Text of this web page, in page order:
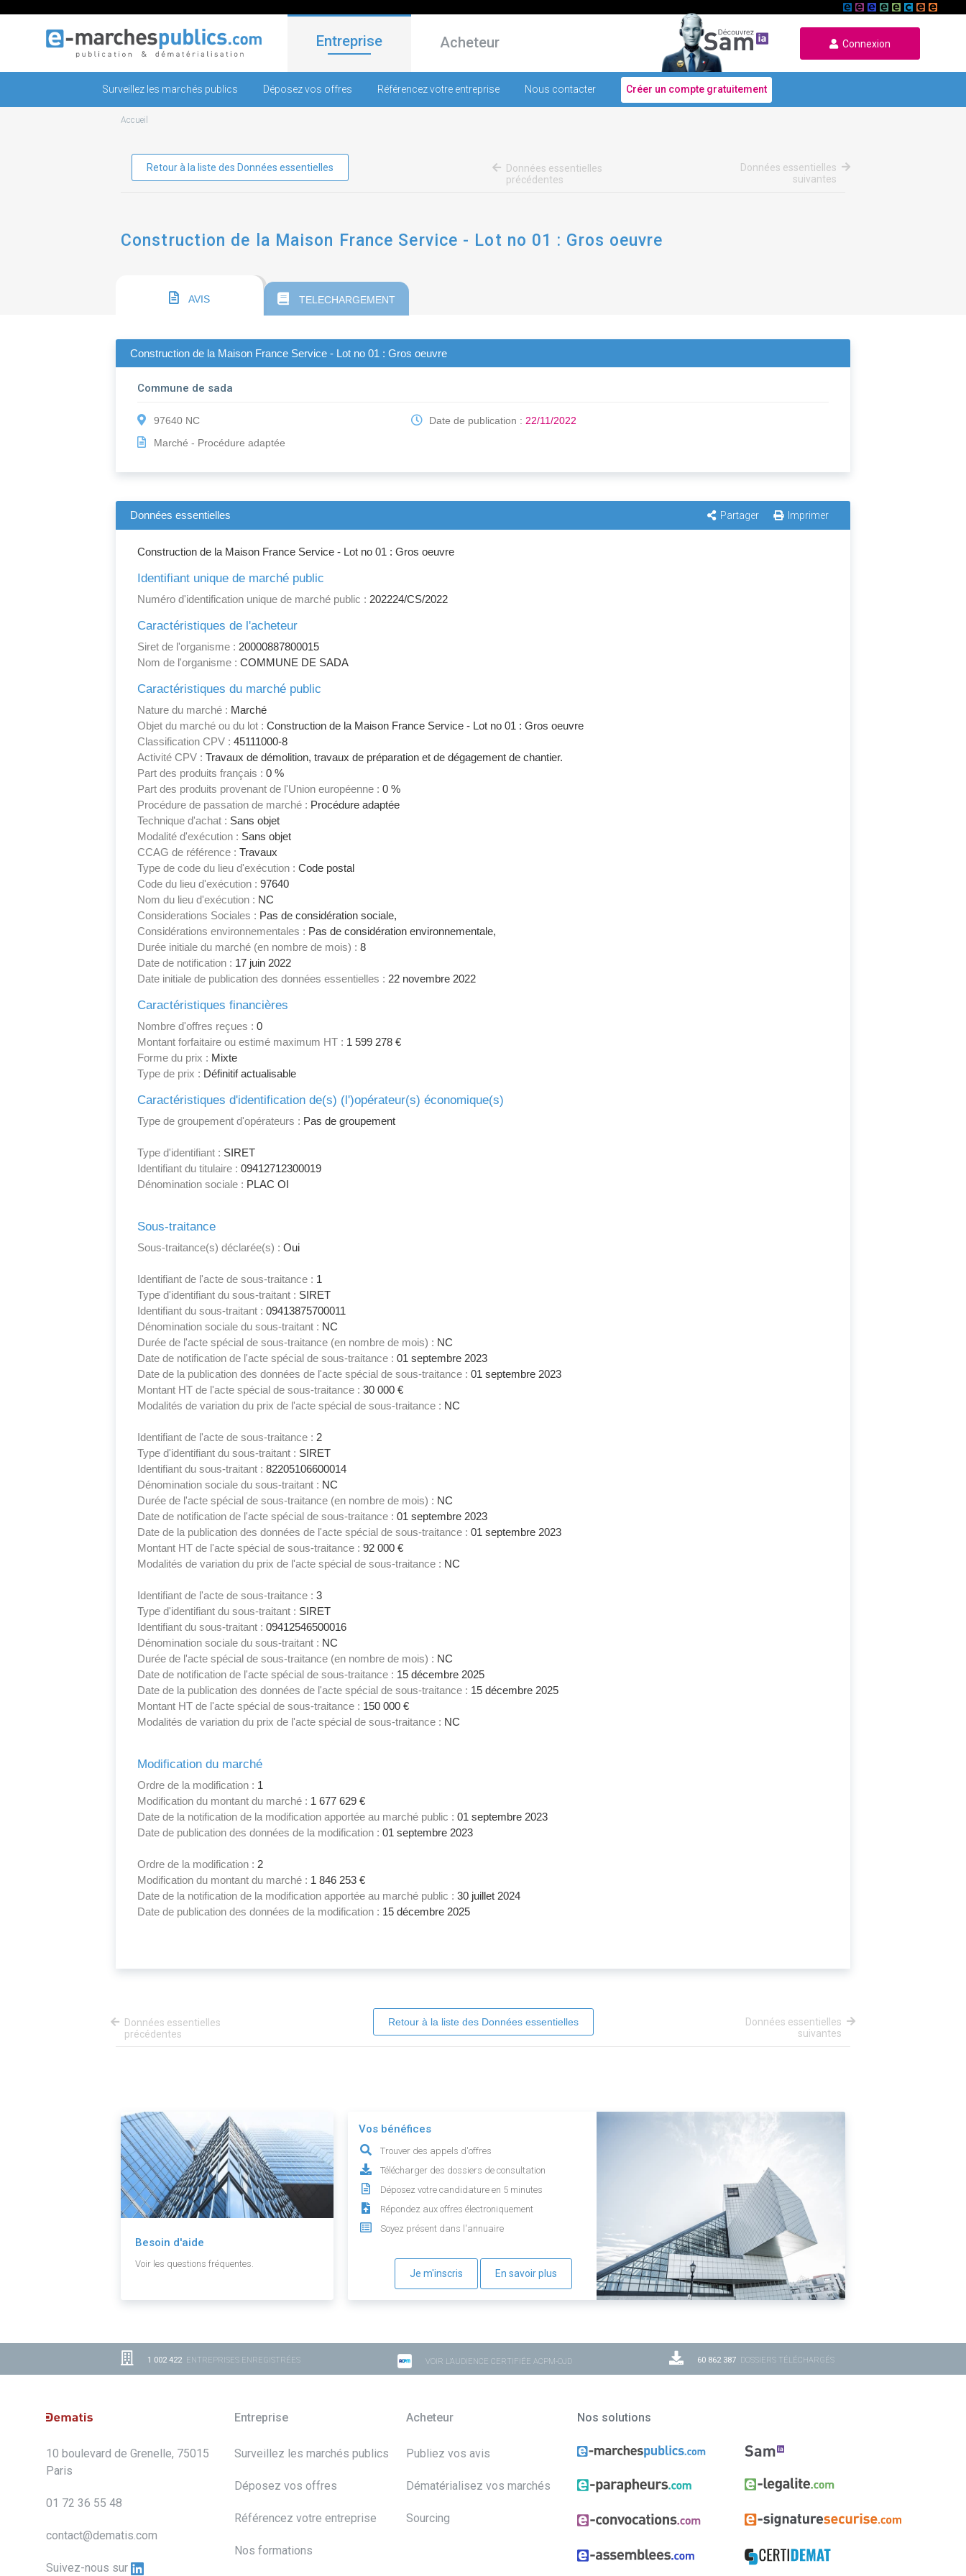
Entreprise Acheteur Connexion
Surveillez les marchés publics Déposez vos offres Référencez votre entreprise Nous contacter Créer un compte gratuitement
Accueil
Retour à la liste des Données essentielles
Données essentielles
précédentes
Données essentielles
suivantes
Construction de la Maison France Service - Lot no 01 : Gros oeuvre
AVIS TELECHARGEMENT
Construction de la Maison France Service - Lot no 01 : Gros oeuvre
Commune de sada
97640 NC
Marché - Procédure adaptée
Date de publication :22/11/2022
Données essentielles Partager Imprimer
Construction de la Maison France Service - Lot no 01 : Gros oeuvre
Identifiant unique de marché public
Numéro d'identification unique de marché public : 202224/CS/2022
Caractéristiques de l'acheteur
Siret de l'organisme : 20000887800015
Nom de l'organisme : COMMUNE DE SADA
Caractéristiques du marché public
Nature du marché : Marché
Objet du marché ou du lot : Construction de la Maison France Service - Lot no 01 : Gros oeuvre
Classification CPV : 45111000-8
Activité CPV : Travaux de démolition, travaux de préparation et de dégagement de chantier.
Part des produits français : 0 %
Part des produits provenant de l'Union européenne : 0 %
Procédure de passation de marché : Procédure adaptée
Technique d'achat : Sans objet
Modalité d'exécution : Sans objet
CCAG de référence : Travaux
Type de code du lieu d'exécution : Code postal
Code du lieu d'exécution : 97640
Nom du lieu d'exécution : NC
Considerations Sociales : Pas de considération sociale,
Considérations environnementales : Pas de considération environnementale,
Durée initiale du marché (en nombre de mois) : 8
Date de notification : 17 juin 2022
Date initiale de publication des données essentielles : 22 novembre 2022
Caractéristiques financières
Nombre d'offres reçues : 0
Montant forfaitaire ou estimé maximum HT : 1 599 278 €
Forme du prix : Mixte
Type de prix : Définitif actualisable
Caractéristiques d'identification de(s) (l')opérateur(s) économique(s)
Type de groupement d'opérateurs : Pas de groupement
Type d'identifiant : SIRET
Identifiant du titulaire : 09412712300019
Dénomination sociale : PLAC OI
Sous-traitance
Sous-traitance(s) déclarée(s) : Oui
Identifiant de l'acte de sous-traitance : 1
Type d'identifiant du sous-traitant : SIRET
Identifiant du sous-traitant : 09413875700011
Dénomination sociale du sous-traitant : NC
Durée de l'acte spécial de sous-traitance (en nombre de mois) : NC
Date de notification de l'acte spécial de sous-traitance : 01 septembre 2023
Date de la publication des données de l'acte spécial de sous-traitance : 01 septembre 2023
Montant HT de l'acte spécial de sous-traitance : 30 000 €
Modalités de variation du prix de l'acte spécial de sous-traitance : NC
Identifiant de l'acte de sous-traitance : 2
Type d'identifiant du sous-traitant : SIRET
Identifiant du sous-traitant : 82205106600014
Dénomination sociale du sous-traitant : NC
Durée de l'acte spécial de sous-traitance (en nombre de mois) : NC
Date de notification de l'acte spécial de sous-traitance : 01 septembre 2023
Date de la publication des données de l'acte spécial de sous-traitance : 01 septembre 2023
Montant HT de l'acte spécial de sous-traitance : 92 000 €
Modalités de variation du prix de l'acte spécial de sous-traitance : NC
Identifiant de l'acte de sous-traitance : 3
Type d'identifiant du sous-traitant : SIRET
Identifiant du sous-traitant : 09412546500016
Dénomination sociale du sous-traitant : NC
Durée de l'acte spécial de sous-traitance (en nombre de mois) : NC
Date de notification de l'acte spécial de sous-traitance : 15 décembre 2025
Date de la publication des données de l'acte spécial de sous-traitance : 15 décembre 2025
Montant HT de l'acte spécial de sous-traitance : 150 000 €
Modalités de variation du prix de l'acte spécial de sous-traitance : NC
Modification du marché
Ordre de la modification : 1
Modification du montant du marché : 1 677 629 €
Date de la notification de la modification apportée au marché public : 01 septembre 2023
Date de publication des données de la modification : 01 septembre 2023
Ordre de la modification : 2
Modification du montant du marché : 1 846 253 €
Date de la notification de la modification apportée au marché public : 30 juillet 2024
Date de publication des données de la modification : 15 décembre 2025
Données essentielles
précédentes
Retour à la liste des Données essentielles
Données essentielles
suivantes
Besoin d'aide
Voir les questions fréquentes.
Vos bénéfices
Trouver des appels d'offres
Télécharger des dossiers de consultation
Déposez votre candidature en 5 minutes
Répondez aux offres électroniquement
Soyez présent dans l'annuaire
Je m'inscris En savoir plus
1 002 422ENTREPRISES ENREGISTRÉES VOIR L'AUDIENCE CERTIFIÉE ACPM-OJD 60 862 387 DOSSIERS TÉLÉCHARGÉS
10 boulevard de Grenelle, 75015
Paris
01 72 36 55 48
contact@dematis.com
Suivez-nous sur
Entreprise
Surveillez les marchés publics
Déposez vos offres
Référencez votre entreprise
Nos formations
Acheteur
Publiez vos avis
Dématérialisez vos marchés
Sourcing
Nos solutions